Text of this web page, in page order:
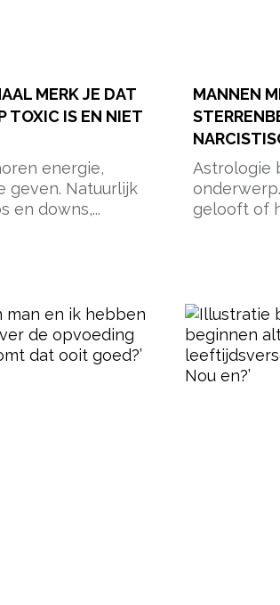
MERK JE DAT
TOXIC IS EN NIET
energie,
geven. Natuurlijk
en downs,...
MANNEN
Astrologie
gelooft of